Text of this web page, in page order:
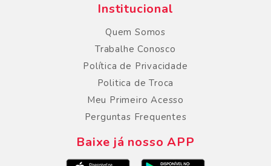
Institucional
Quem Somos
Trabalhe Conosco
Política de Privacidade
Politica de Troca
Meu Primeiro Acesso
Perguntas Frequentes
Baixe já nosso APP